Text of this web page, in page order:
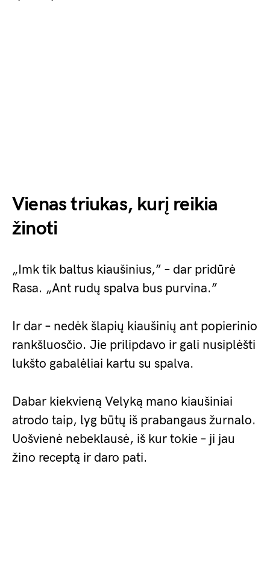
Vienas triukas, kurį reikia
žinoti
„Imk tik baltus kiaušinius,” – dar pridūrė
Rasa. „Ant rudų spalva bus purvina.”
Ir dar – nedėk šlapių kiaušinių ant popierinio
rankšluosčio. Jie prilipdavo ir gali nusiplėšti
lukšto gabalėliai kartu su spalva.
Dabar kiekvieną Velyką mano kiaušiniai
atrodo taip, lyg būtų iš prabangaus žurnalo.
Uošvienė nebeklausė, iš kur tokie – ji jau
žino receptą ir daro pati.